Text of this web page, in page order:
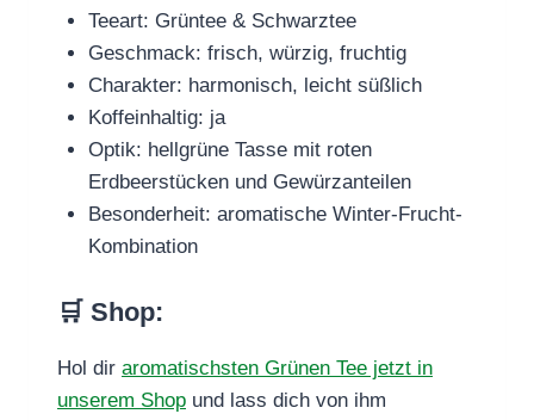
Teeart: Grüntee & Schwarztee
Geschmack: frisch, würzig, fruchtig
Charakter: harmonisch, leicht süßlich
Koffeinhaltig: ja
Optik: hellgrüne Tasse mit roten
Erdbeerstücken und Gewürzanteilen
Besonderheit: aromatische Winter-Frucht-
Kombination
🛒 Shop:
Hol dir aromatischsten Grünen Tee jetzt in
unserem Shop und lass dich von ihm